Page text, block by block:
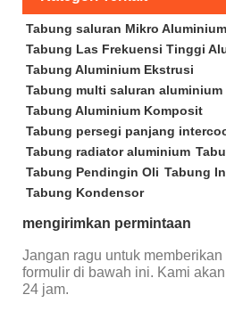
Tabung saluran Mikro Aluminium
Tabung Las Frekuensi Tinggi
Tabung Aluminium Ekstrusi
Tabung multi saluran aluminium
Tabung Aluminium Komposit
Tabung persegi panjang
Tabung radiator aluminium
Tabung Pendingin Oli Tabung
Tabung Kondensor
mengirimkan permintaan
Jangan ragu untuk
formulir di bawah ini. Kami
24 jam.